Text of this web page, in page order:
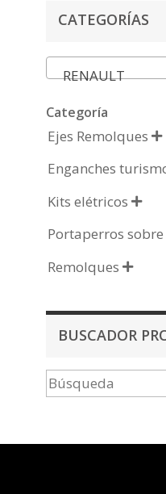
CATEGORÍAS
RENAULT
Categoría
Ejes Remolques 
Enganches
Kits elétricos 
Portaperros
Remolques 
BUSCADOR